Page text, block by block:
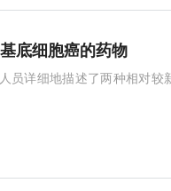
底细胞癌的药物
员详细地描述了两种相对较